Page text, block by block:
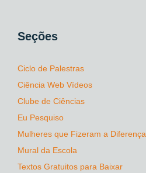
Seções
Ciclo de Palestras
Ciência Web Vídeos
Clube de Ciências
Eu Pesquiso
Mulheres que Fizeram a Diferença
Mural da Escola
Textos Gratuitos para Baixar